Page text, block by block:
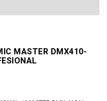
MASTER DMX410-